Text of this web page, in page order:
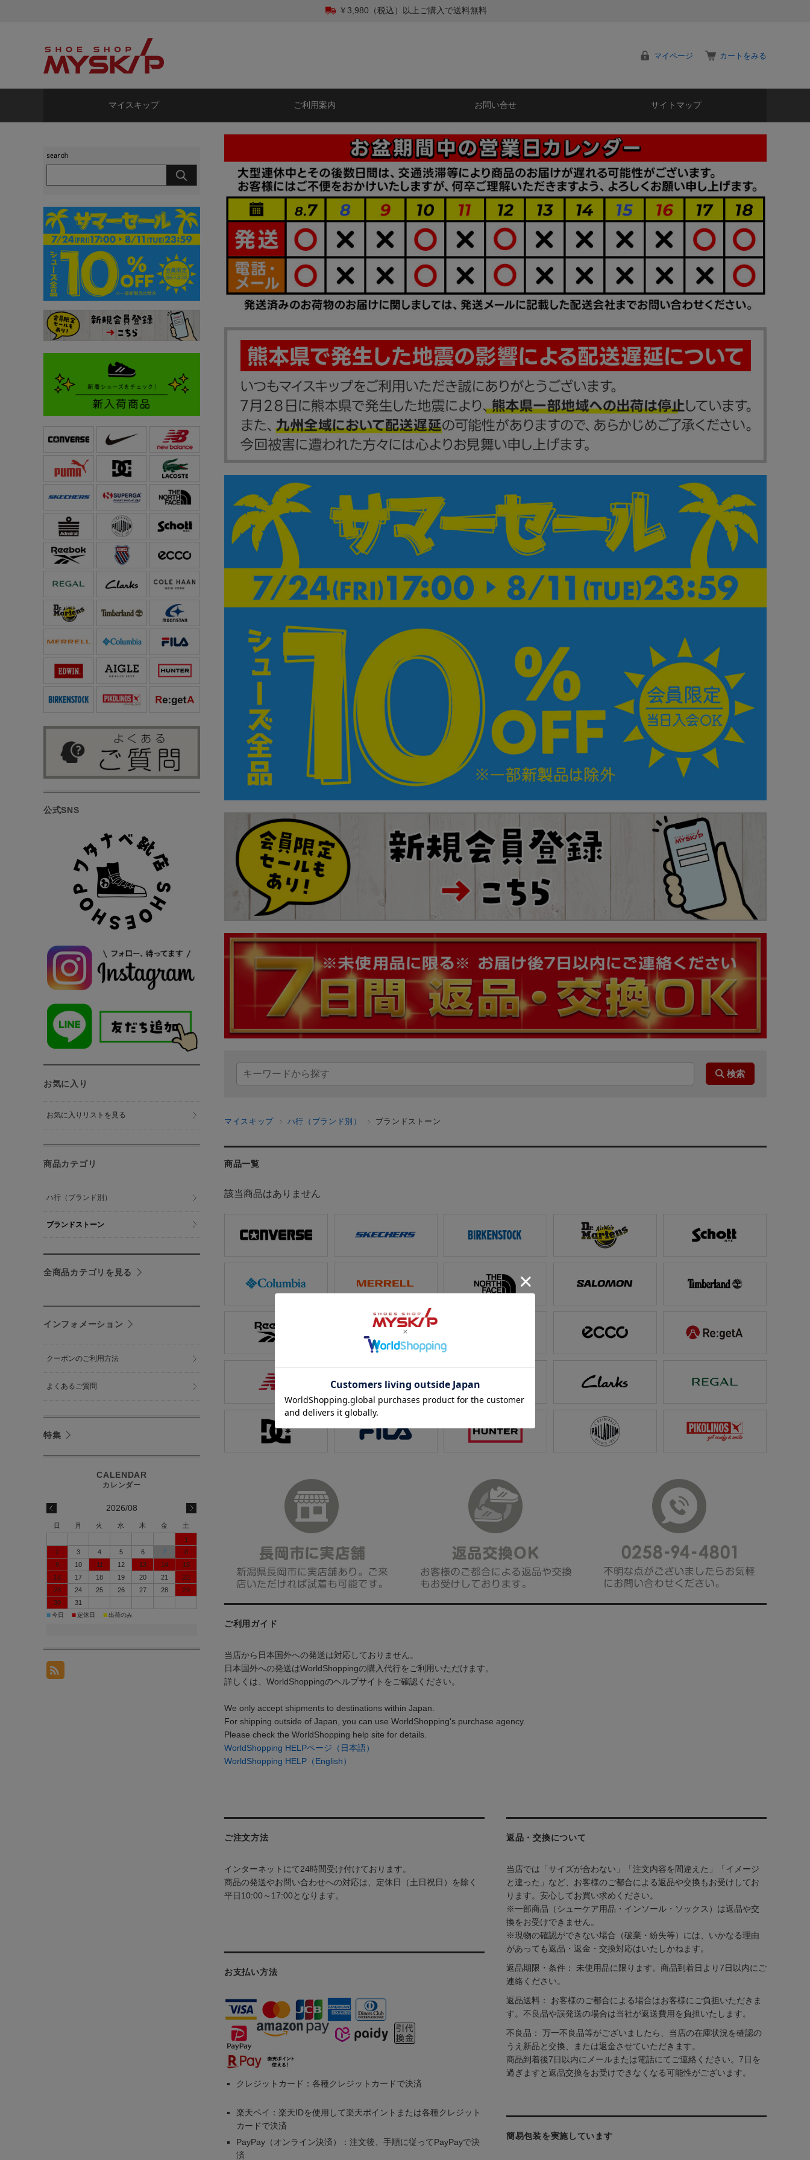
￥3,980（税込）以上ご購入で送料無料
マイページ カートをみる
マイスキップ ご利用案内 お問い合せ サイトマップ
マイスキップ ハ行（ブランド別） ブランドストーン
商品一覧
該当商品はありません
ご利用ガイド
当店から日本国外への発送は対応しておりません。
日本国外への発送はWorldShoppingの購入代行をご利用いただけます。
詳しくは、WorldShoppingのヘルプサイトをご確認ください。
We only accept shipments to destinations within Japan.
For shipping outside of Japan, you can use WorldShopping's purchase agency.
Please check the WorldShopping help site for details.
WorldShopping HELPページ（日本語）
WorldShopping HELP（English）
ご注文方法
インターネットにて24時間受け付けております。
商品の発送やお問い合わせへの対応は、定休日（土日祝日）を除く
平日10:00～17:00となります。
お支払い方法
クレジットカード：各種クレジットカードで決済
楽天ペイ：楽天IDを使用して楽天ポイントまたは各種クレジット
カードで決済
PayPay（オンライン決済）：注文後、手順に従ってPayPayで決
済
返品・交換について
当店では「サイズが合わない」「注文内容を間違えた」「イメージ
と違った」など、お客様のご都合による返品や交換もお受けしてお
ります。安心してお買い求めください。
※一部商品（シューケア用品・インソール・ソックス）は返品や交
換をお受けできません。
※現物の確認ができない場合（破棄・紛失等）には、いかなる理由
があっても返品・返金・交換対応はいたしかねます。
返品期限・条件： 未使用品に限ります。商品到着日より7日以内にご
連絡ください。
返品送料： お客様のご都合による場合はお客様にご負担いただきま
す。不良品や誤発送の場合は当社が返送費用を負担いたします。
不良品： 万一不良品等がございましたら、当店の在庫状況を確認の
うえ新品と交換、または返金させていただきます。
商品到着後7日以内にメールまたは電話にてご連絡ください。7日を
過ぎますと返品交換をお受けできなくなる可能性がございます。
簡易包装を実施しています
公式SNS
お気に入り
お気に入りリストを見る
商品カテゴリ
ハ行（ブランド別）
ブランドストーン
全商品カテゴリを見る
インフォメーション
クーポンのご利用方法
よくあるご質問
特集
2026/08
日 月 火 水 木 金
土
1
2
3 4 5 6 7
8
9
10 11 12 13 14
15
16
17 18 19 20 21
22
23
24 25 26 27 28
29
30
31
■今日 ■ 定休日 ■出荷のみ